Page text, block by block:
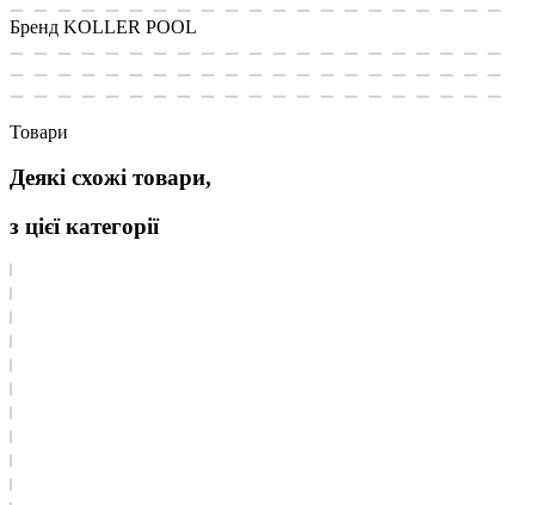
Бренд KOLLER POOL
Товари
Деякі схожі товари,
з цієї категорії